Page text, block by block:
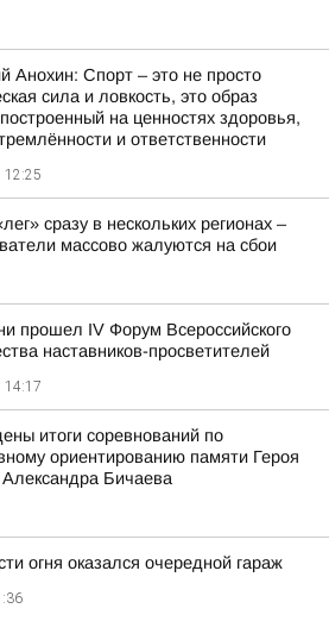
Анохин: Спорт – это не просто
сила и ловкость, это образ
на ценностях здоровья,
и ответственности
12:25
сразу в нескольких регионах –
массово жалуются на сбои
прошел IV Форум Всероссийского
наставников-просветителей
14:17
итоги соревнований по
ориентированию памяти Героя
Александра Бичаева
огня оказался очередной гараж